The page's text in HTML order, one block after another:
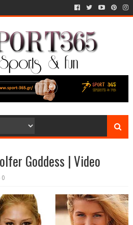
Goddess | Video
0